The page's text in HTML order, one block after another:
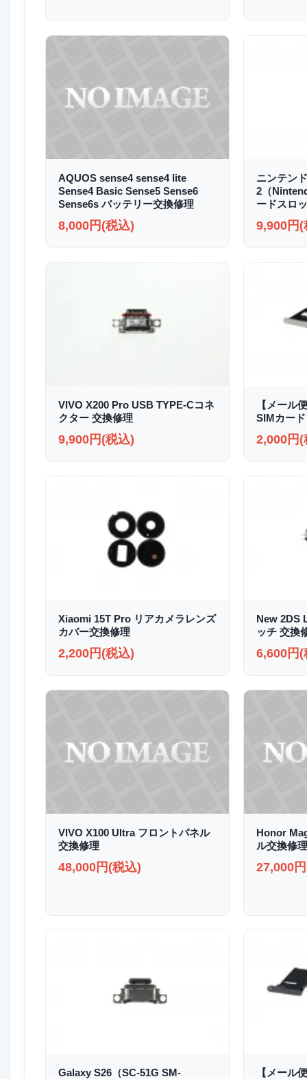
AQUOS sense4 sense4 lite
Sense4 Basic Sense5 Sense6
Sense6s バッテリー交換修理
8,000円(税込)
ニンテン
2（
ードスロ
9,900円(
VIVO X200 Pro USB TYPE-Cコネ
クター 交換修理
9,900円(税込)
【メール
SIMカー
2,000円(
Xiaomi 15T Pro リアカメラレンズ
カバー交換修理
2,200円(税込)
New 2DS
ッチ 交換
6,600円(
VIVO X100 Ultra フロントパネル
交換修理
48,000円(税込)
Honor
ル交換修
27,000
Galaxy S26（SC-51G SM-
【メール